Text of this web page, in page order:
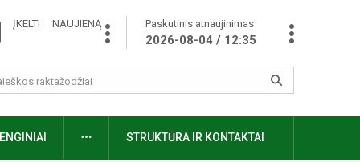
ĮKELTI NAUJIENĄ Paskutinis atnaujinimas
2026-08-04 / 12:35
STRUKTŪRA IR KONTAKTAI